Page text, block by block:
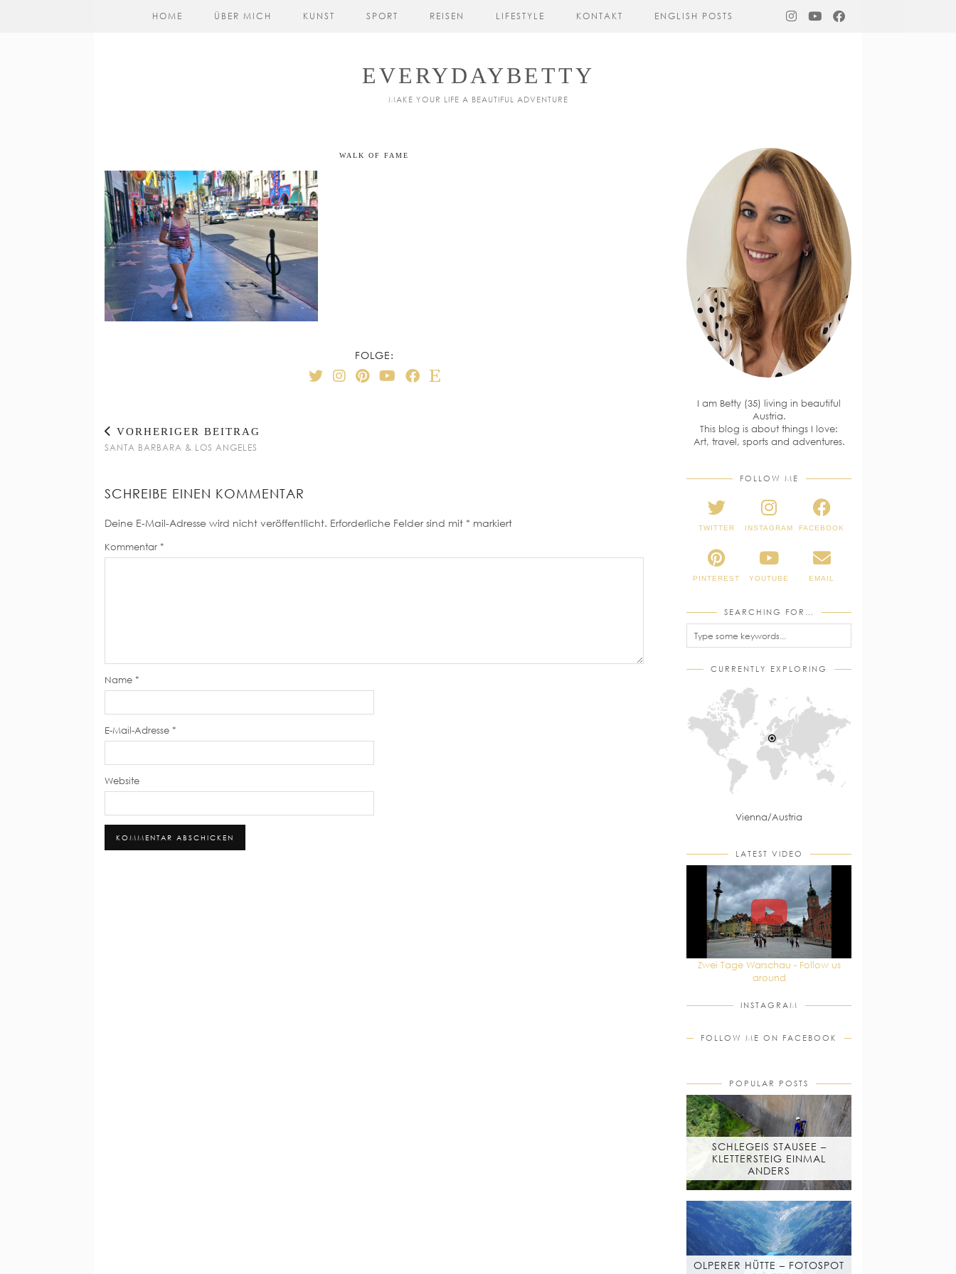
EVERYDAYBETTY
MAKE YOUR LIFE A BEAUTIFUL ADVENTURE
HOME ÜBER MICH KUNST SPORT REISEN LIFESTYLE KONTAKT ENGLISH POSTS
WALK OF FAME
FOLGE:
VORHERIGER BEITRAG
SANTA BARBARA & LOS ANGELES
SCHREIBE EINEN KOMMENTAR
Deine E-Mail-Adresse wird nicht veröffentlicht. Erforderliche Felder sind mit * markiert
Kommentar *
Name *
E-Mail-Adresse *
Website
I am Betty (35) living in beautiful
Austria.
This blog is about things I love:
Art, travel, sports and adventures.
FOLLOW ME
TWITTER INSTAGRAM FACEBOOK
PINTEREST YOUTUBE EMAIL
SEARCHING FOR…
CURRENTLY EXPLORING
Vienna/Austria
LATEST VIDEO
Zwei Tage Warschau - Follow us
around
INSTAGRAM
FOLLOW ME ON FACEBOOK
POPULAR POSTS
SCHLEGEIS STAUSEE –
KLETTERSTEIG EINMAL
ANDERS
OLPERER HÜTTE – FOTOSPOT